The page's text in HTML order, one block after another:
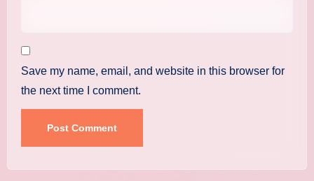
Save my name, email, and website in this browser for
the next time I comment.